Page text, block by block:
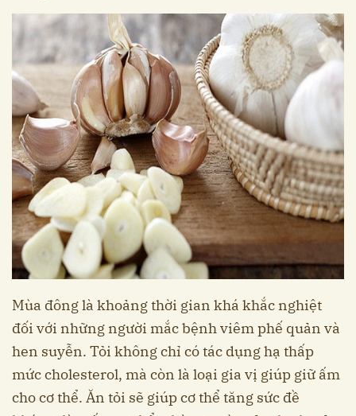
Mùa đông là khoảng thời gian khá khắc nghiệt
đối với những người mắc bệnh viêm phế quản và
hen suyễn. Tỏi không chỉ có tác dụng hạ thấp
mức cholesterol, mà còn là loại gia vị giúp giữ ấm
cho cơ thể. Ăn tỏi sẽ giúp cơ thể tăng sức đề